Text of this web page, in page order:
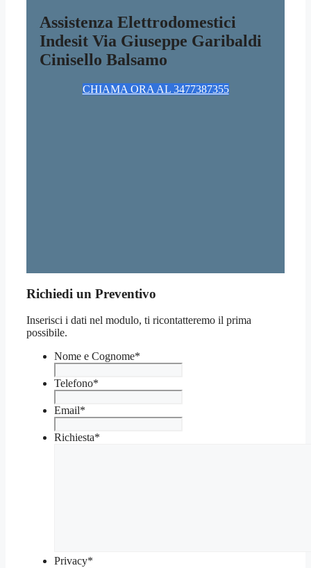
Assistenza Elettrodomestici
Indesit Via Giuseppe Garibaldi
Cinisello Balsamo
CHIAMA ORA AL 3477387355
Richiedi un Preventivo
Inserisci i dati nel modulo, ti ricontatteremo il prima
possibile.
Nome e Cognome*
Telefono*
Email*
Richiesta*
Privacy*